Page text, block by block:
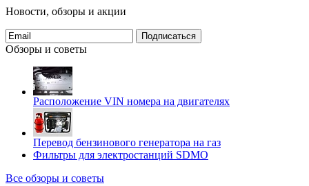
Новости, обзоры и акции
Подписаться
Обзоры и советы
Расположение VIN номера на двигателях
Перевод бензинового генератора на газ
Фильтры для электростанций SDMO
Все обзоры и советы